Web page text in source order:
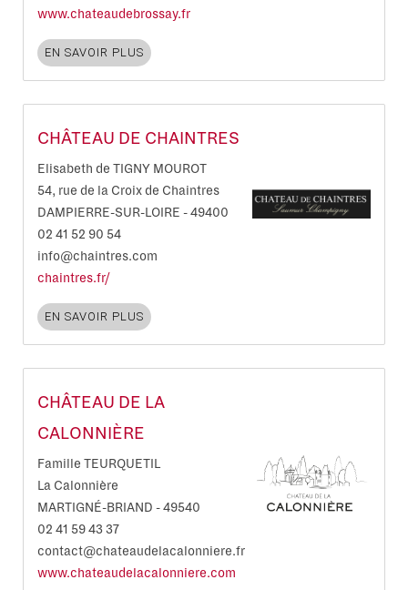
www.chateaudebrossay.fr
EN SAVOIR PLUS
CHÂTEAU DE CHAINTRES
Elisabeth de TIGNY MOUROT
54, rue de la Croix de Chaintres
DAMPIERRE-SUR-LOIRE - 49400
02 41 52 90 54
info@chaintres.com
chaintres.fr/
EN SAVOIR PLUS
CHÂTEAU DE LA
CALONNIÈRE
Famille TEURQUETIL
La Calonnière
MARTIGNÉ-BRIAND - 49540
02 41 59 43 37
contact@chateaudelacalonniere.fr
www.chateaudelacalonniere.com